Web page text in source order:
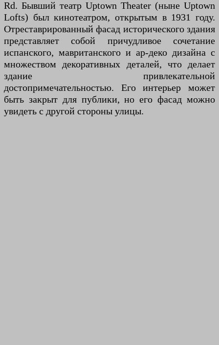
Rd. Бывший театр Uptown Theater (ныне Uptown
Lofts) был кинотеатром, открытым в 1931 году.
Отреставрированный фасад исторического здания
представляет собой причудливое сочетание
испанского, мавританского и ар-деко дизайна с
множеством декоративных деталей, что делает
здание привлекательной
достопримечательностью. Его интерьер может
быть закрыт для публики, но его фасад можно
увидеть с другой стороны улицы.